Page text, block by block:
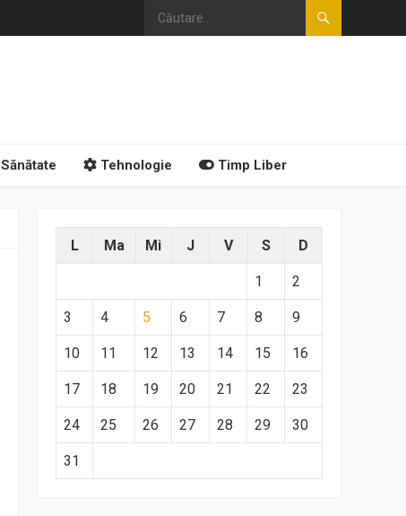
Sănătate Tehnologie Timp Liber
L Ma Mi J V S D
1 2
3 4 5 6 7 8 9
10 11 12 13 14 15 16
17 18 19 20 21 22 23
24 25 26 27 28 29 30
31